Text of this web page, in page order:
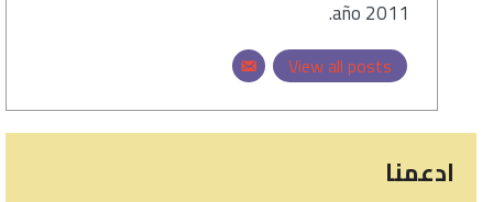
año 2011.
View all posts
ادعمنا